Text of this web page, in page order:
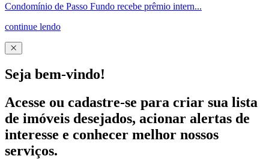
Condomínio de Passo Fundo recebe prêmio intern...
continue lendo
Seja bem-vindo!
Acesse ou cadastre-se para criar sua lista
de imóveis desejados, acionar alertas de
interesse e conhecer melhor nossos
serviços.